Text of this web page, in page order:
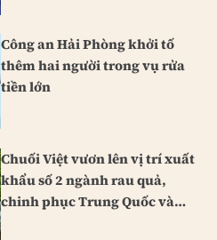
Công an Hải Phòng khởi tố
thêm hai người trong vụ rửa
tiền lớn
Chuối Việt vươn lên vị trí xuất
khẩu số 2 ngành rau quả,
chinh phục Trung Quốc và